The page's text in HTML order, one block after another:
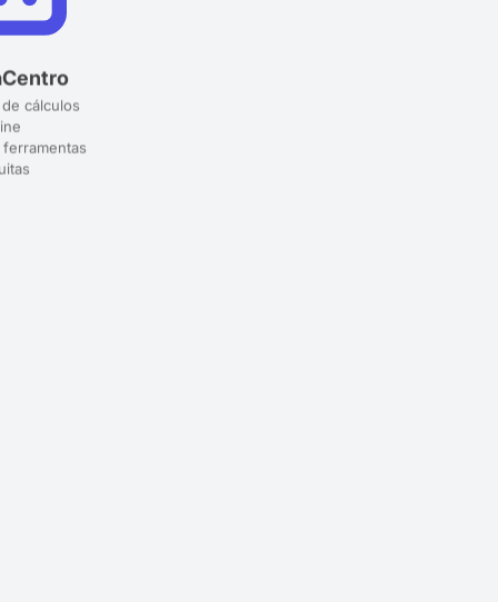
cálculos